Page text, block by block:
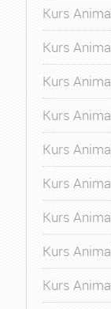
Kurs
Kurs
Kurs
Kurs
Kurs
Kurs
Kurs
Kurs
Kurs